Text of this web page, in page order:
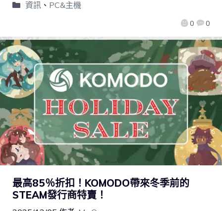
0 0
資訊、 PC&主機
最高85％折扣！KOMODO帶來冬季前的
STEAM發行商特賣！